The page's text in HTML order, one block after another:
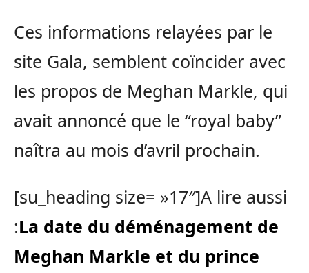
Ces informations relayées par le
site Gala, semblent coïncider avec
les propos de Meghan Markle, qui
avait annoncé que le “royal baby”
naîtra au mois d’avril prochain.
[su_heading size= »17″]A lire aussi
:La date du déménagement de
Meghan Markle et du prince